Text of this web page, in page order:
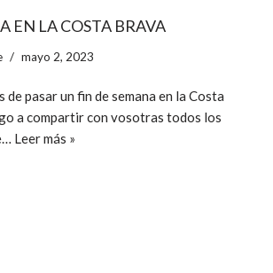
EN LA COSTA BRAVA
mayo 2, 2023
de pasar un fin de semana en la Costa
a compartir con vosotras todos los
Leer más »